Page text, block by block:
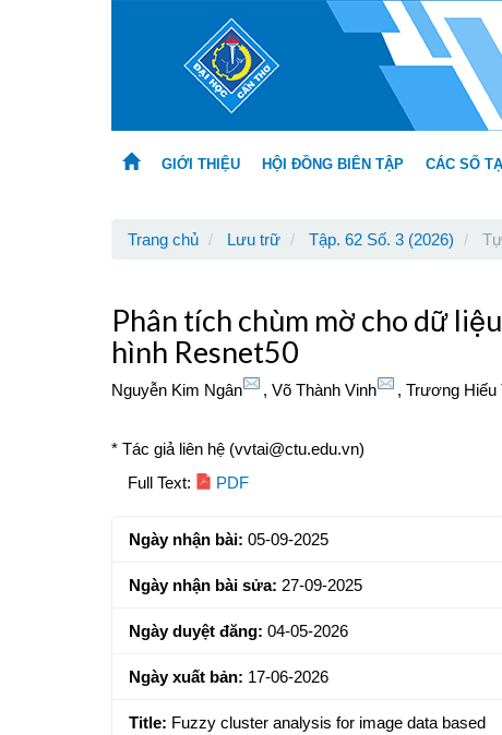
GIỚI THIỆU HỘI ĐỒNG BIÊN TẬP CÁC SỐ
Trang chủ Lưu trữ Tập. 62 Số. 3 (2026)
Phân tích chùm mờ cho dữ
hình Resnet50
Nguyễn Kim Ngân , Võ Thành Vinh , Trương Hiếu
* Tác giả liên hệ (vvtai@ctu.edu.vn)
Article
Full Text: PDF
Ngày nhận bài: 05-09-2025
Ngày nhận bài sửa: 27-09-2025
Ngày duyệt đăng: 04-05-2026
Ngày xuất bản: 17-06-2026
Title: Fuzzy cluster analysis for image data based